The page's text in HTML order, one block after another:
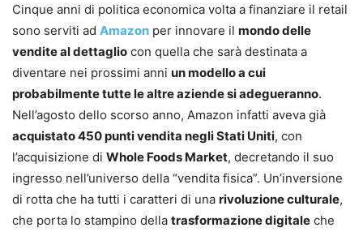
Cinque anni di politica economica volta a finanziare il retail
sono serviti ad Amazon per innovare il mondo delle
vendite al dettaglio con quella che sarà destinata a
diventare nei prossimi anni un modello a cui
probabilmente tutte le altre aziende si adegueranno.
Nell’agosto dello scorso anno, Amazon infatti aveva già
acquistato 450 punti vendita negli Stati Uniti, con
l’acquisizione di Whole Foods Market, decretando il suo
ingresso nell’universo della “vendita fisica”. Un’inversione
di rotta che ha tutti i caratteri di una rivoluzione culturale,
che porta lo stampino della trasformazione digitale che